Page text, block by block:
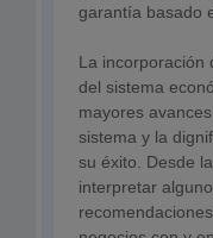
garantía basado
La incorporación
del sistema
mayores
sistema y la
su éxito. Desde
interpretar